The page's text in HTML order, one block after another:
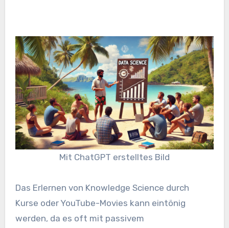
Mit ChatGPT erstelltes Bild
Das Erlernen von Knowledge Science durch
Kurse oder YouTube-Movies kann eintönig
werden, da es oft mit passivem